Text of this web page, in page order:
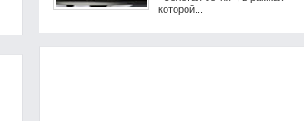
которой...